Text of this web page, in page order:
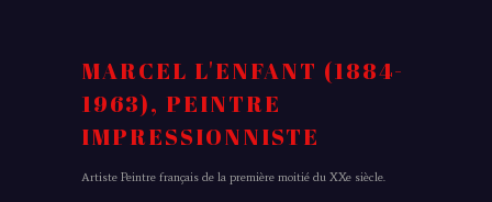
MARCEL L'ENFANT (1884-
1963), PEINTRE
IMPRESSIONNISTE
Artiste Peintre français de la première moitié du XXe siècle.